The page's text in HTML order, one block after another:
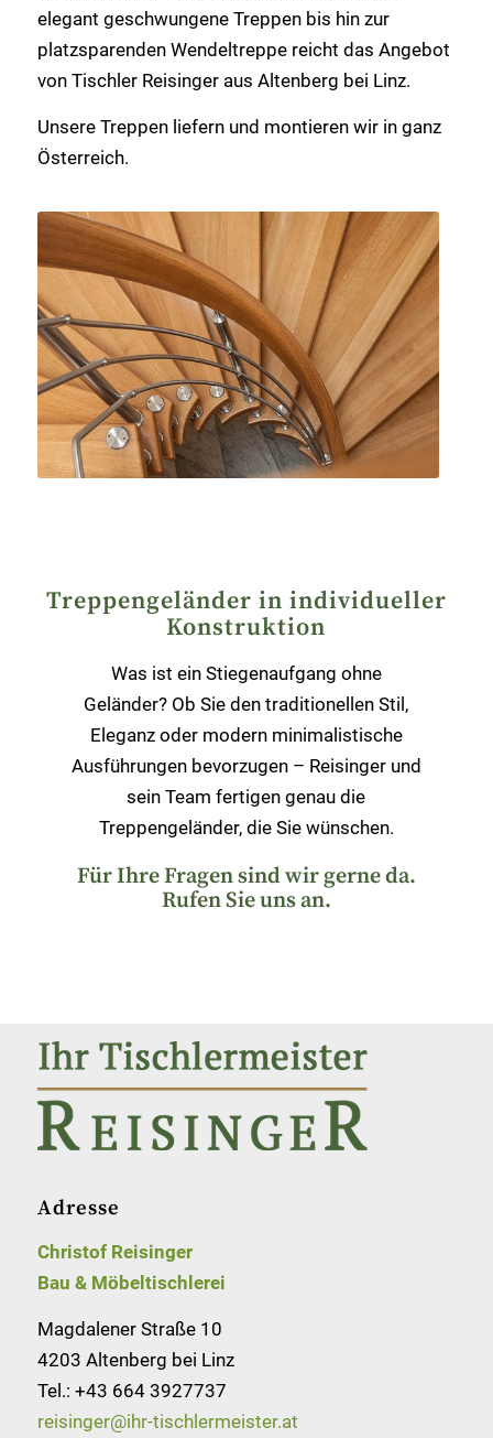
elegant geschwungene Treppen bis hin zur
platzsparenden Wendeltreppe reicht das Angebot
von Tischler Reisinger aus Altenberg bei Linz.
Unsere Treppen liefern und montieren wir in ganz
Österreich.
Treppengeländer in individueller
Konstruktion
Was ist ein Stiegenaufgang ohne
Geländer? Ob Sie den traditionellen Stil,
Eleganz oder modern minimalistische
Ausführungen bevorzugen – Reisinger und
sein Team fertigen genau die
Treppengeländer, die Sie wünschen.
Für Ihre Fragen sind wir gerne da.
Rufen Sie uns an.
Adresse
Christof Reisinger
Bau & Möbeltischlerei
Magdalener Straße 10
4203 Altenberg bei Linz
Tel.: +43 664 3927737
reisinger@ihr-tischlermeister.at